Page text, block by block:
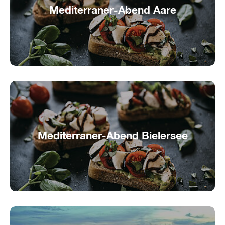
Mediterraner-Abend Aare
Südländisches Flair auf der Aare
Mediterraner-Abend Bielersee
Mittelmeergenuss auf dem Bielersee